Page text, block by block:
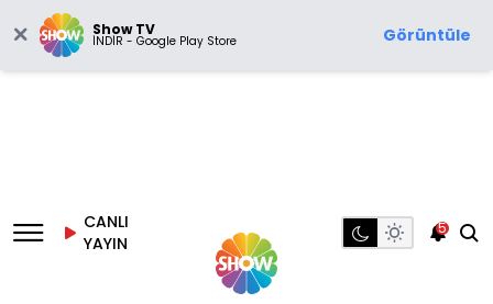
Show TV
İNDİR - Google Play Store Görüntüle
CANLI
YAYIN
5